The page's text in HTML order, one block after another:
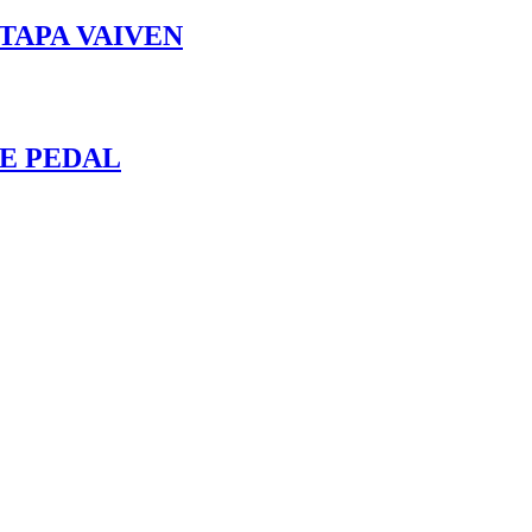
VAIVEN
PEDAL